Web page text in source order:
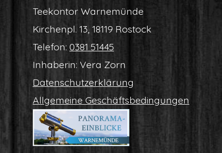
Tee­kon­tor Warnemünde
Kir­chen­pl. 13, 18119 Rostock
Tele­fon: 0381 51445
Inha­be­rin: Vera Zorn
Daten­schutz­er­klä­rung
All­ge­mei­ne Geschäftsbedingungen